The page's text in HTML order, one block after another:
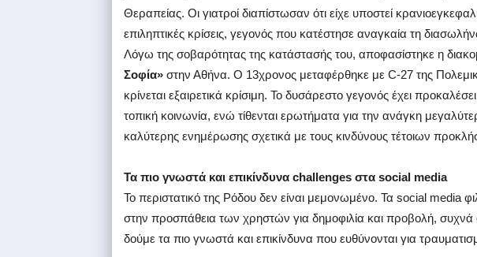
Θεραπείας. Οι γιατροί διαπίστωσαν ότι είχε υποστεί
επιληπτικές κρίσεις, γεγονός που κατέστησε αναγκαία τη
Λόγω της σοβαρότητας της κατάστασής του, αποφασίστηκε η
Σοφία» στην Αθήνα. Ο 13χρονος μεταφέρθηκε με C-27 της
κρίνεται εξαιρετικά κρίσιμη. Το δυσάρεστο γεγονός έχει
τοπική κοινωνία, ενώ τίθενται ερωτήματα για την ανάγκη
καλύτερης ενημέρωσης σχετικά με τους κινδύνους τέτοιων
Τα πιο γνωστά και επικίνδυνα challenges στα social media
Το περιστατικό της Ρόδου δεν είναι μεμονωμένο. Τα social media
στην προσπάθεια των χρηστών για δημοφιλία και προβολή,
δούμε τα πιο γνωστά και επικίνδυνα που ευθύνονται για